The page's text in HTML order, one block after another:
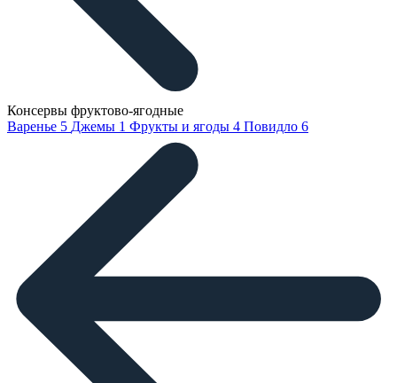
Консервы фруктово-ягодные
Варенье 5 Джемы 1 Фрукты и ягоды 4 Повидло 6